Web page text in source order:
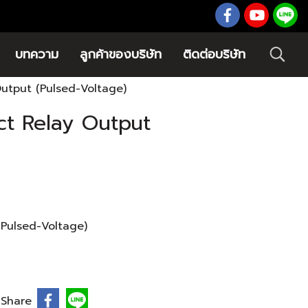
บทความ ลูกค้าของบริษัท ติดต่อบริษัท
(Pulsed-Voltage)
Relay Output
Voltage)
Share